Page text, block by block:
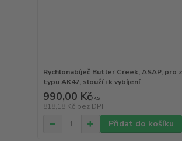
Rychlonabíječ Butler Creek, ASAP, pro
typu AK47, slouží i k vybíjení
990,00 Kč/ks
818,18 Kč bez DPH
Přidat do košíku